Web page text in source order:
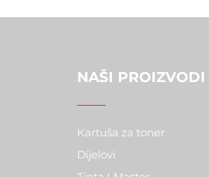
NAŠI PROIZVODI
Kartuša za toner
Dijelovi